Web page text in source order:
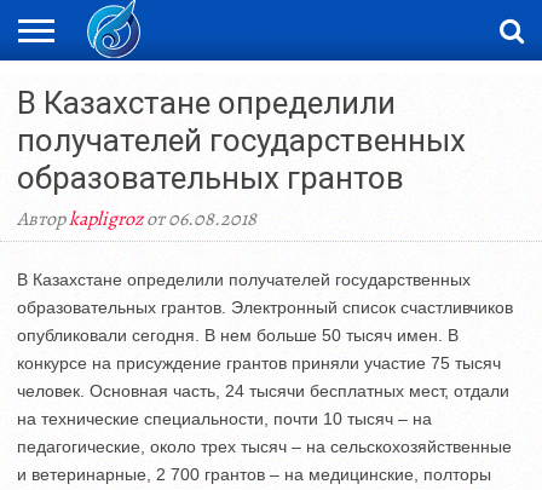
ЖАҢАЛЫҚТАР
НОВОСТИ
ВИДЕО
ФОТОРЕПОРТАЖИ
ОРКЕН
В Казахстане определили
получателей государственных
образовательных грантов
Авторkapligrozот 06.08.2018
В Казахстане определили получателей государственных
образовательных грантов. Электронный список счастливчиков
опубликовали сегодня. В нем больше 50 тысяч имен. В
конкурсе на присуждение грантов приняли участие 75 тысяч
человек. Основная часть, 24 тысячи бесплатных мест, отдали
на технические специальности, почти 10 тысяч – на
педагогические, около трех тысяч – на сельскохозяйственные
и ветеринарные, 2 700 грантов – на медицинские, полторы